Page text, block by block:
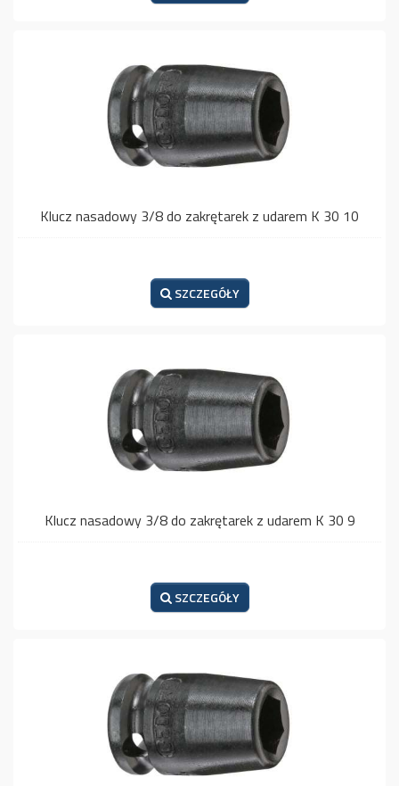
Klucz nasadowy 3/8 do zakrętarek z udarem K 30 10
SZCZEGÓŁY
Klucz nasadowy 3/8 do zakrętarek z udarem K 30 9
SZCZEGÓŁY